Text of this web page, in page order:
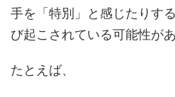
手を「特別」と感じたりす
び起こされている可能性があ
たとえば、